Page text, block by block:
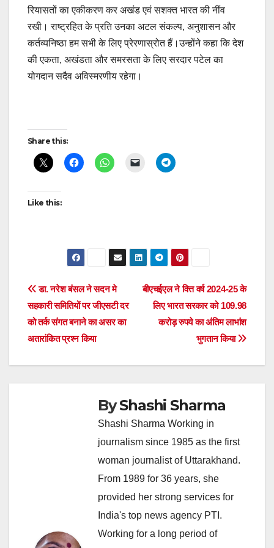
रियासतों का एकीकरण कर अखंड एवं सशक्त भारत की नींव
रखी। राष्ट्रहित के प्रति उनका अटल संकल्प, अनुशासन और
कर्तव्यनिष्ठा हम सभी के लिए प्रेरणास्रोत हैं।उन्होंने कहा कि देश
की एकता, अखंडता और समरसता के लिए सरदार पटेल का
योगदान सदैव अविस्मरणीय रहेगा।
Post
navigation
Share this:
Like this:
Post
navigation
बीएचईएल ने वित्त वर्ष 2024-25 के
लिए भारत सरकार को 109.98
करोड़ रुपये का अंतिम लाभांश
भुगतान किया
डा. नरेश बंसल ने सदन मे
सहकारी समितियों पर जीएसटी दर
को तर्क संगत बनाने का असर का
अतारांकित प्रश्न किया
ByShashi Sharma
Shashi Sharma Working in
journalism since 1985 as the first
woman journalist of Uttarakhand.
From 1989 for 36 years, she
provided her strong services for
India's top news agency PTI.
Working for a long period of